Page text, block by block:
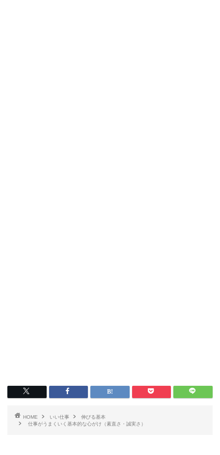
HOME いい仕事
伸びる基本
仕事がうまくいく基本的な心がけ（素直さ・誠実さ）